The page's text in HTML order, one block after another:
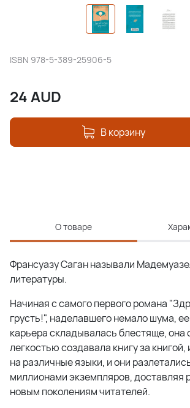
ISBN 978-5-389-25906-5
24 AUD
В корзину
О товаре
Франсуазу Саган называли
литературы.
Начиная с самого первого романа
грусть!", наделавшего немало шума,
карьера складывалась блестяще, она
легкостью создавала книгу за
на различные языки, и они
миллионами экземпляров, доставляя
новым поколениям читателей.